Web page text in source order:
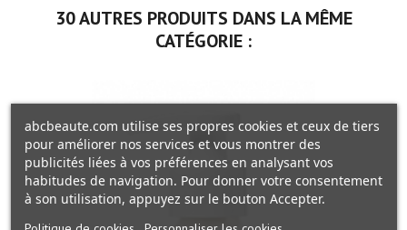
30 AUTRES PRODUITS DANS LA MÊME
CATÉGORIE :
abcbeaute.com utilise ses propres cookies et ceux de tiers
pour améliorer nos services et vous montrer des
publicités liées à vos préférences en analysant vos
habitudes de navigation. Pour donner votre consentement
à son utilisation, appuyez sur le bouton Accepter.